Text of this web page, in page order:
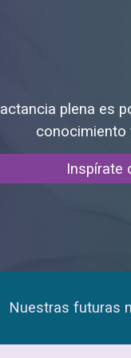
plena es
conocimiento
Inspírate
Nuestras futuras